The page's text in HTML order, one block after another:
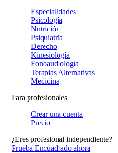
Especialidades
Psicología
Nutrición
Psiquiatría
Derecho
Kinesiología
Fonoaudiología
Terapias Alternativas
Medicina
Para profesionales
Crear una cuenta
Precio
¿Eres profesional independiente?
Prueba Encuadrado ahora